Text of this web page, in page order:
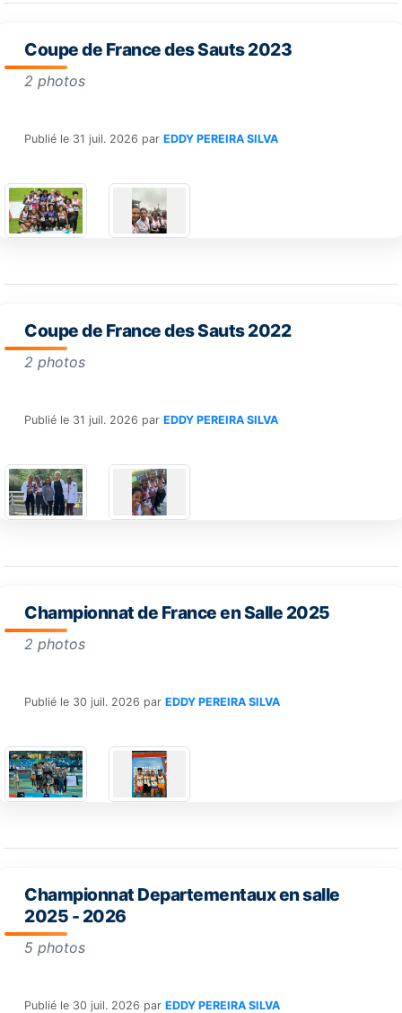
Coupe de France des Sauts 2023
2 photos
Publié le 31 juil. 2026 par EDDY PEREIRA SILVA
Coupe de France des Sauts 2022
2 photos
Publié le 31 juil. 2026 par EDDY PEREIRA SILVA
Championnat de France en Salle 2025
2 photos
Publié le 30 juil. 2026 par EDDY PEREIRA SILVA
Championnat Departementaux en salle
2025 - 2026
5 photos
Publié le 30 juil. 2026 par EDDY PEREIRA SILVA